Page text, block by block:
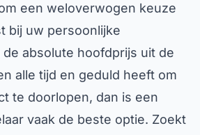
een weloverwogen keuze
bij uw persoonlijke
absolute hoofdprijs uit de
alle tijd en geduld heeft om
te doorlopen, dan is een
vaak de beste optie. Zoekt